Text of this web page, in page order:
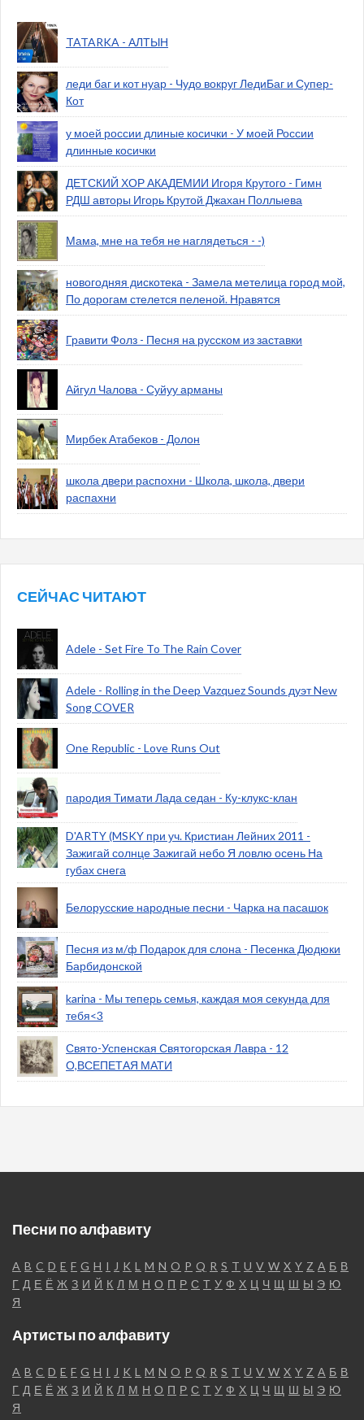
TATARKA - АЛТЫН
леди баг и кот нуар - Чудо вокруг ЛедиБаг и Супер-
Кот
у моей россии длиные косички - У моей России
длинные косички
ДЕТСКИЙ ХОР АКАДЕМИИ Игоря Крутого - Гимн
РДШ авторы Игорь Крутой Джахан Поллыева
Мама, мне на тебя не наглядеться - -)
новогодняя дискотека - Замела метелица город мой,
По дорогам стелется пеленой. Нравятся
Гравити Фолз - Песня на русском из заставки
Айгул Чалова - Суйуу арманы
Мирбек Атабеков - Долон
школа двери распохни - Школа, школа, двери
распахни
СЕЙЧАС ЧИТАЮТ
Adele - Set Fire To The Rain Cover
Adele - Rolling in the Deep Vazquez Sounds дуэт New
Song COVER
One Republic - Love Runs Out
пародия Тимати Лада седан - Ку-клукс-клан
D'ARTY (MSKY при уч. Кристиан Лейних 2011 -
Зажигай солнце Зажигай небо Я ловлю осень На
губах снега
Белорусские народные песни - Чарка на пасашок
Песня из м/ф Подарок для слона - Песенка Дюдюки
Барбидонской
karina - Мы теперь семья, каждая моя секунда для
тебя<3
Свято-Успенская Святогорская Лавра - 12
О,ВСЕПЕТАЯ МАТИ
Песни по алфавиту
A B C D E F G H I J K L M N O P Q R S T U V W X Y Z А Б В
Г Д Е Ё Ж З И Й К Л М Н О П Р С Т У Ф Х Ц Ч Щ Ш Ы Э Ю
Я
Артисты по алфавиту
A B C D E F G H I J K L M N O P Q R S T U V W X Y Z А Б В
Г Д Е Ё Ж З И Й К Л М Н О П Р С Т У Ф Х Ц Ч Щ Ш Ы Э Ю
Я